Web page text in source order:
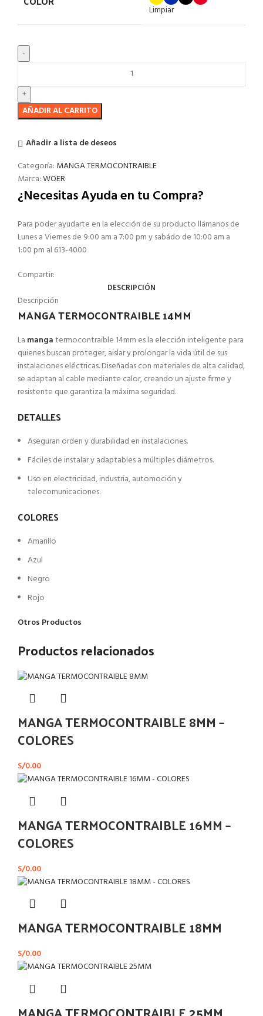
Limpiar
AÑADIR AL CARRITO
Añadir a lista de deseos
Categoría: MANGA TERMOCONTRAIBLE
Marca:WOER
¿Necesitas Ayuda en tu Compra?
Para poder ayudarte en la elección de su producto llámanos de
Lunes a Viernes de 9:00 am a 7:00 pm y sabádo de 10:00 am a
1:00 pm al 613-4000
Compartir:
DESCRIPCIÓN
Descripción
MANGA TERMOCONTRAIBLE 14MM
La mangatermocontraible 14mm es la elección inteligente para
quienes buscan proteger, aislar y prolongar la vida útil de sus
instalaciones eléctricas. Diseñadas con materiales de alta calidad,
se adaptan al cable mediante calor, creando un ajuste firme y
resistente que garantiza la máxima seguridad.
DETALLES
Aseguran orden y durabilidad en instalaciones.
Fáciles de instalar y adaptables a múltiples diámetros.
Uso en electricidad, industria, automoción y
telecomunicaciones.
COLORES
Amarillo
Azul
Negro
Rojo
Otros Productos
Productos relacionados
MANGA TERMOCONTRAIBLE 8MM –
COLORES
S/0.00
MANGA TERMOCONTRAIBLE 16MM –
COLORES
S/0.00
MANGA TERMOCONTRAIBLE 18MM
S/0.00